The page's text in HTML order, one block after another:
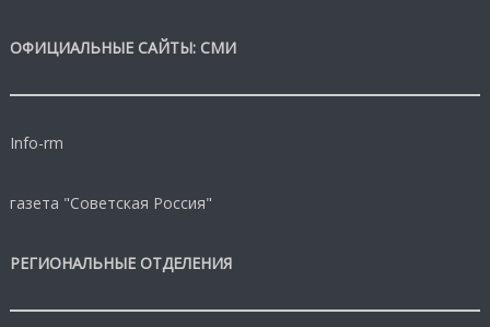
ОФИЦИАЛЬНЫЕ САЙТЫ: СМИ
Info-rm
газета "Советская Россия"
РЕГИОНАЛЬНЫЕ ОТДЕЛЕНИЯ